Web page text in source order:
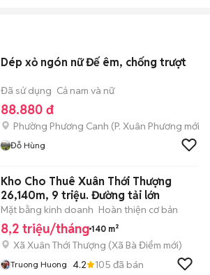
Dép xỏ ngón nữ Đế êm, chống trượt
Đã sử dụng Cả nam và nữ
88.880 đ
Phường Phương Canh (P. Xuân Phương mới)
Đỗ Hùng
Kho Cho Thuê Xuân Thới Thượng
26,140m, 9 triệu. Đường tải lớn
Mặt bằng kinh doanh Hoàn thiện cơ bản
8,2 triệu/tháng 140 m²
Xã Xuân Thới Thượng (Xã Bà Điểm mới)
Truong Huong 4.2 105 đã bán